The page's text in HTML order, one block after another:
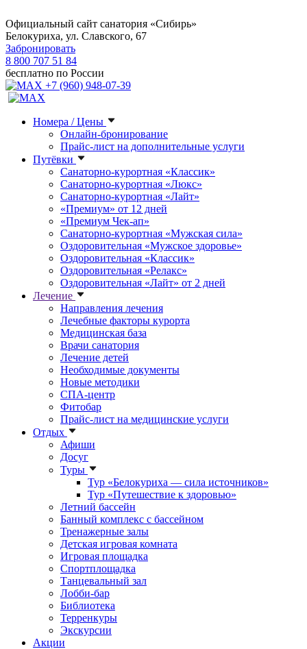
Официальный сайт санатория «Сибирь»
Белокуриха, ул. Славского, 67
Забронировать
8 800 707 51 84
бесплатно по России
+7 (960) 948-07-39
Номера / Цены
Онлайн-бронирование
Прайс-лист на дополнительные услуги
Путёвки
Санаторно-курортная «Классик»
Санаторно-курортная «Люкс»
Санаторно-курортная «Лайт»
«Премиум» от 12 дней
«Премиум Чек-ап»
Санаторно-курортная «Мужская сила»
Оздоровительная «Мужское здоровье»
Оздоровительная «Классик»
Оздоровительная «Релакс»
Оздоровительная «Лайт» от 2 дней
Лечение
Направления лечения
Лечебные факторы курорта
Медицинская база
Врачи санатория
Лечение детей
Необходимые документы
Новые методики
СПА-центр
Фитобар
Прайс-лист на медицинские услуги
Отдых
Афиши
Досуг
Туры
Тур «Белокуриха — сила источников»
Тур «Путешествие к здоровью»
Летний бассейн
Банный комплекс с бассейном
Тренажерные залы
Детская игровая комната
Игровая площадка
Спортплощадка
Танцевальный зал
Лобби-бар
Библиотека
Терренкуры
Экскурсии
Акции